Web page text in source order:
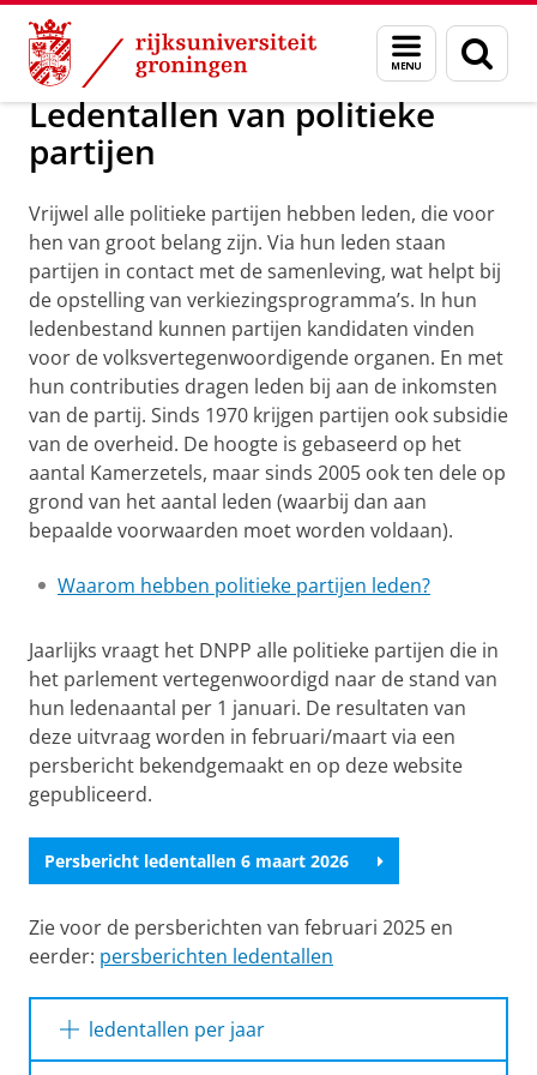
Skip
Content
Skip
Navigation
Menu
en
zoeken
Onderzoek Uitgelicht
Ledentallen van politieke
partijen
Vrijwel alle politieke partijen hebben leden, die voor
hen van groot belang zijn. Via hun leden staan
partijen in contact met de samenleving, wat helpt bij
de opstelling van verkiezingsprogramma’s. In hun
ledenbestand kunnen partijen kandidaten vinden
voor de volksvertegenwoordigende organen. En met
hun contributies dragen leden bij aan de inkomsten
van de partij. Sinds 1970 krijgen partijen ook subsidie
van de overheid. De hoogte is gebaseerd op het
aantal Kamerzetels, maar sinds 2005 ook ten dele op
grond van het aantal leden (waarbij dan aan
bepaalde voorwaarden moet worden voldaan).
Waarom hebben politieke partijen leden?
Jaarlijks vraagt het DNPP alle politieke partijen die in
het parlement vertegenwoordigd naar de stand van
hun ledenaantal per 1 januari. De resultaten van
deze uitvraag worden in februari/maart via een
persbericht bekendgemaakt en op deze website
gepubliceerd.
Persbericht ledentallen 6 maart 2026
Zie voor de persberichten van februari 2025 en
eerder: persberichten ledentallen
ledentallen per jaar